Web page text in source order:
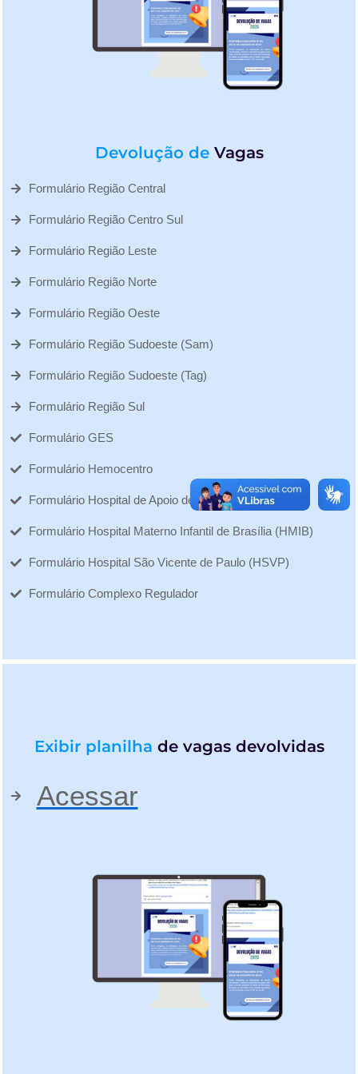
Devolução deVagas
Formulário Região Central
Formulário Região Centro Sul
Formulário Região Leste
Formulário Região Norte
Formulário Região Oeste
Formulário Região Sudoeste (Sam)
Formulário Região Sudoeste (Tag)
Formulário Região Sul
Formulário GES
Formulário Hemocentro
Formulário Hospital de Apoio de Brasília (HAB)
Formulário Hospital Materno Infantil de Brasília (HMIB)
Formulário Hospital São Vicente de Paulo (HSVP)
Formulário Complexo Regulador
Exibir planilha de vagas devolvidas
Acessar